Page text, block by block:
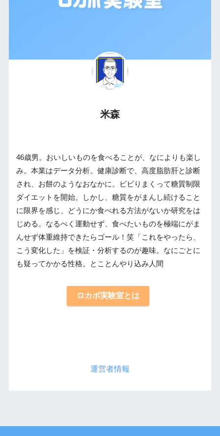
米森
46歳男。おいしいものを食べることが、なによりも楽し
み。本業はデータ分析。健康診断で、高度脂肪肝と診断
され、お餅のようなおなかに。ビビりまくって糖質制限
ダイエットを開始。しかし、糖質をがまんし続けること
に限界を感じ、どうにか食べれる方法がないか研究をは
じめる。なるべく運動せず、食べたいものを極端にがま
んせず体重維持できたらゴール！笑「これをやったら、
こう変化した」を検証・分析するのが趣味。なにごとに
も疑ってかかる性格。とことんやり込み人間
ロカボ実験室とは
運営者情報